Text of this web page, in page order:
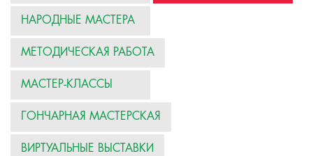
НАРОДНЫЕ МАСТЕРА
МЕТОДИЧЕСКАЯ РАБОТА
МАСТЕР-КЛАССЫ
ГОНЧАРНАЯ МАСТЕРСКАЯ
ВИРТУАЛЬНЫЕ ВЫСТАВКИ